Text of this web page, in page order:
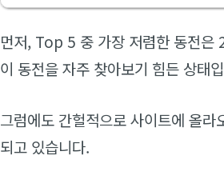
먼저, Top 5 중 가장 저렴한 동전은
이 동전을 자주 찾아보기 힘든 상태
그럼에도 간헐적으로 사이트에 올라
되고 있습니다.